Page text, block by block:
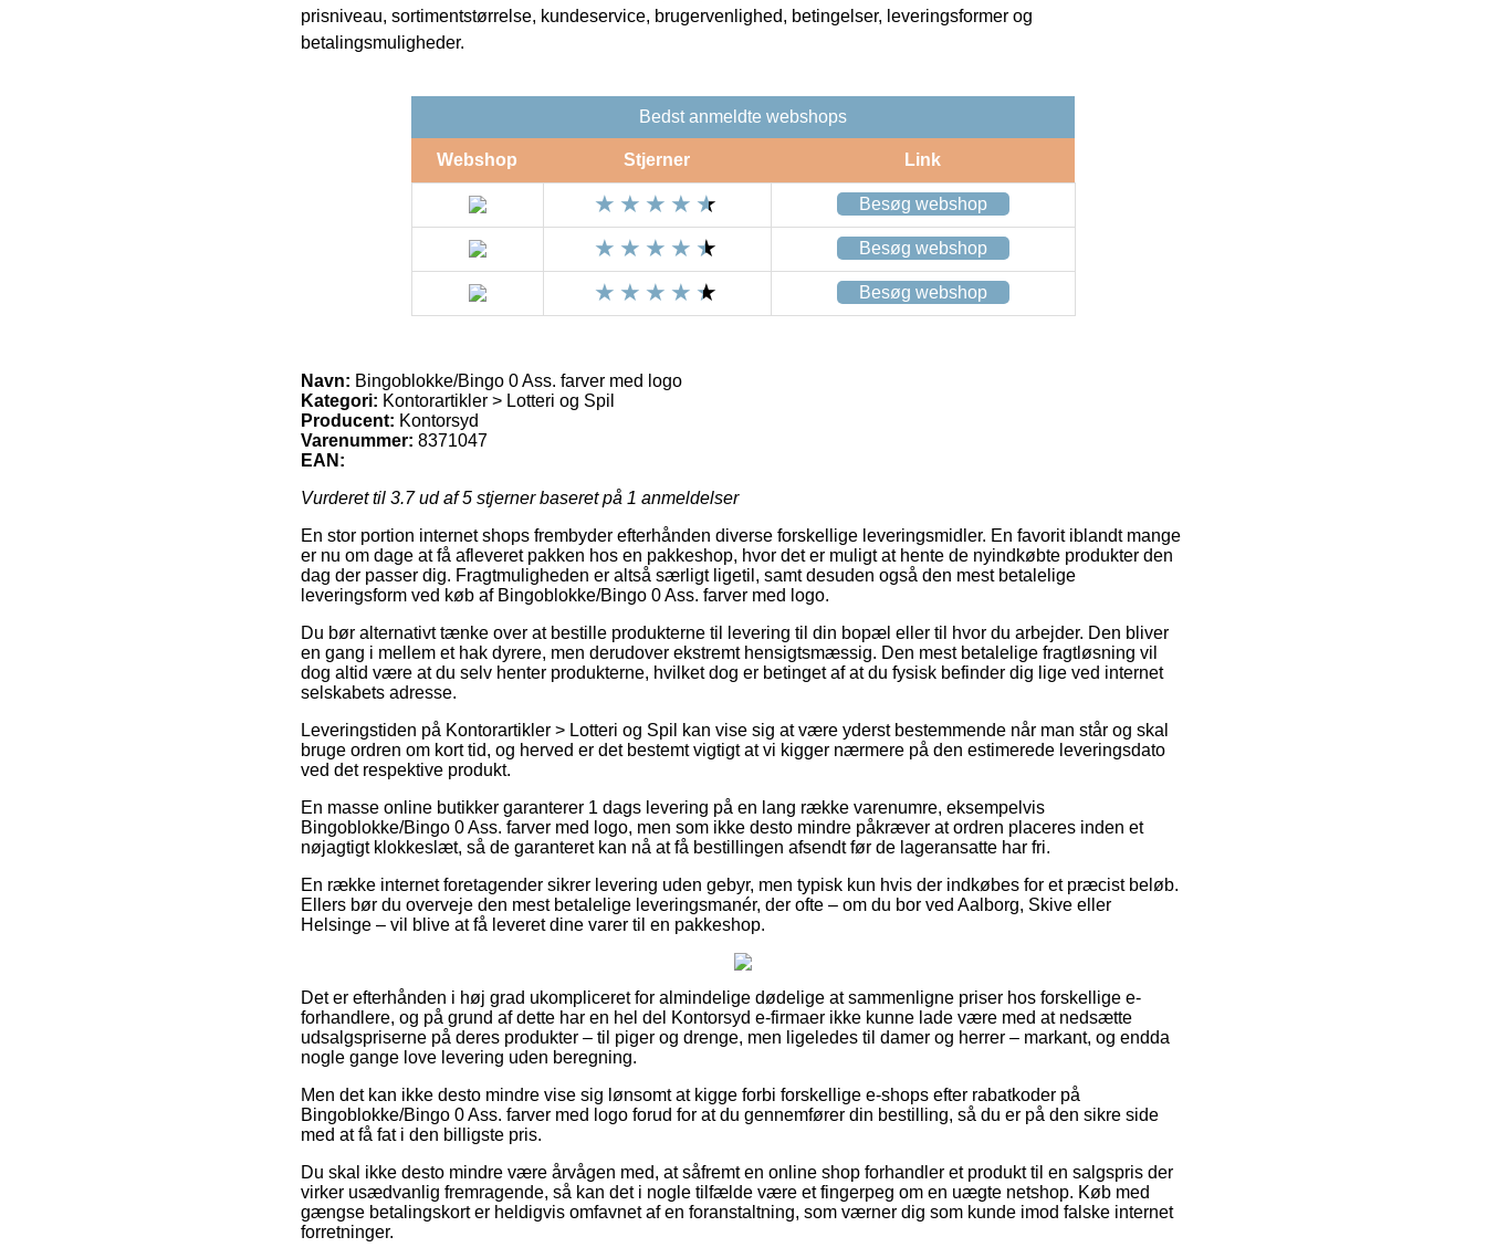
prisniveau, sortimentstørrelse, kundeservice, brugervenlighed, betingelser, leveringsformer og
betalingsmuligheder.
Bedst anmeldte webshops
Webshop Stjerner Link
Besøg webshop
Besøg webshop
Besøg webshop
Navn: Bingoblokke/Bingo 0 Ass. farver med logo
Kategori: Kontorartikler > Lotteri og Spil
Producent: Kontorsyd
Varenummer: 8371047
EAN:
Vurderet til 3.7ud af 5 stjerner baseret på 1 anmeldelser
En stor portion internet shops frembyder efterhånden diverse forskellige leveringsmidler. En favorit iblandt mange
er nu om dage at få afleveret pakken hos en pakkeshop, hvor det er muligt at hente de nyindkøbte produkter den
dag der passer dig. Fragtmuligheden er altså særligt ligetil, samt desuden også den mest betalelige
leveringsform ved køb af Bingoblokke/Bingo 0 Ass. farver med logo.
Du bør alternativt tænke over at bestille produkterne til levering til din bopæl eller til hvor du arbejder. Den bliver
en gang i mellem et hak dyrere, men derudover ekstremt hensigtsmæssig. Den mest betalelige fragtløsning vil
dog altid være at du selv henter produkterne, hvilket dog er betinget af at du fysisk befinder dig lige ved internet
selskabets adresse.
Leveringstiden på Kontorartikler > Lotteri og Spil kan vise sig at være yderst bestemmende når man står og skal
bruge ordren om kort tid, og herved er det bestemt vigtigt at vi kigger nærmere på den estimerede leveringsdato
ved det respektive produkt.
En masse online butikker garanterer 1 dags levering på en lang række varenumre, eksempelvis
Bingoblokke/Bingo 0 Ass. farver med logo, men som ikke desto mindre påkræver at ordren placeres inden et
nøjagtigt klokkeslæt, så de garanteret kan nå at få bestillingen afsendt før de lageransatte har fri.
En række internet foretagender sikrer levering uden gebyr, men typisk kun hvis der indkøbes for et præcist beløb.
Ellers bør du overveje den mest betalelige leveringsmanér, der ofte – om du bor ved Aalborg, Skive eller
Helsinge – vil blive at få leveret dine varer til en pakkeshop.
Det er efterhånden i høj grad ukompliceret for almindelige dødelige at sammenligne priser hos forskellige e-
forhandlere, og på grund af dette har en hel del Kontorsyd e-firmaer ikke kunne lade være med at nedsætte
udsalgspriserne på deres produkter – til piger og drenge, men ligeledes til damer og herrer – markant, og endda
nogle gange love levering uden beregning.
Men det kan ikke desto mindre vise sig lønsomt at kigge forbi forskellige e-shops efter rabatkoder på
Bingoblokke/Bingo 0 Ass. farver med logo forud for at du gennemfører din bestilling, så du er på den sikre side
med at få fat i den billigste pris.
Du skal ikke desto mindre være årvågen med, at såfremt en online shop forhandler et produkt til en salgspris der
virker usædvanlig fremragende, så kan det i nogle tilfælde være et fingerpeg om en uægte netshop. Køb med
gængse betalingskort er heldigvis omfavnet af en foranstaltning, som værner dig som kunde imod falske internet
forretninger.